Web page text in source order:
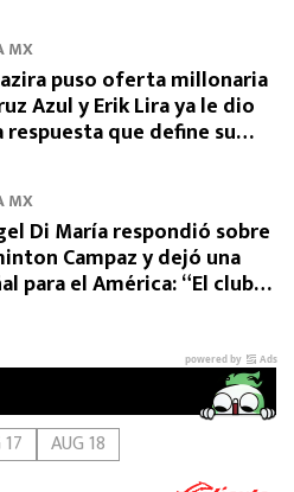
MX
puso oferta millonaria
Azul y Erik Lira ya le dio
respuesta que define su
MX
Di María respondió sobre
Campaz y dejó una
para el América: “El club